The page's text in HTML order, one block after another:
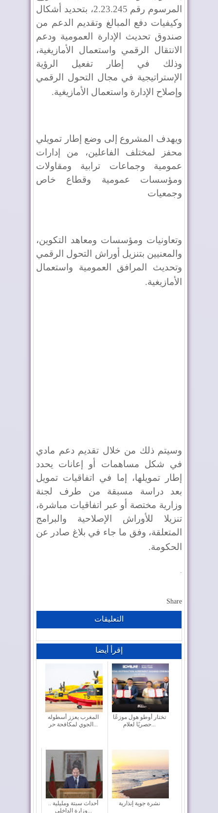
المرسوم رقم 2.23.245، بتحديد أشكال
وكيفيات دفع المبالغ وتقديم الدعم من
صندوق تحديث الإدارة العمومية ودعم
الانتقال الرقمي واستعمال الأمازيغية،
وذلك في إطار تفعيل الرؤية
الإستراتيجية في مجال التحول الرقمي
وإصلاح الإدارة واستعمال الأمازيغية.
ويهدف المشروع إلى وضع إطار تمويلي
محفز لمختلف الفاعلين، من إدارات
عمومية وجماعات ترابية ومقاولات
ومؤسسات عمومية وقطاع خاص
وجمعيات
وتعاونيات ومؤسسات ومعاهد التكوين،
والمعنيين بتنزيل أوراش التحول الرقمي
وتحديث المرافق العمومية واستعمال
الأمازيغية.
وسيتم ذلك من خلال تقديم دعم مادي
في شكل مساهمات أو إعانات يحدد
إطار تمويلها، إما في اتفاقيات تمويل
بعد دراسة مسبقة من طرف لجنة
وزارية مختصة أو عبر اتفاقيات مباشرة،
تنزيلا للأوراش الإصلاحية والبرامج
المتعلقة، وفق ما جاء في بلاغ صادر عن
الحكومة.
.
Share
التعليقات
إقرأ أيضا
المغرب يعزز أسطوله
الجوي لمكافحة حر...
تختار أوطو هول موزعًا
حصريًا لعلام...
أحداث سبتة ومليلية ..
وزارة الداخلي...
نشرة جوية إنذارية